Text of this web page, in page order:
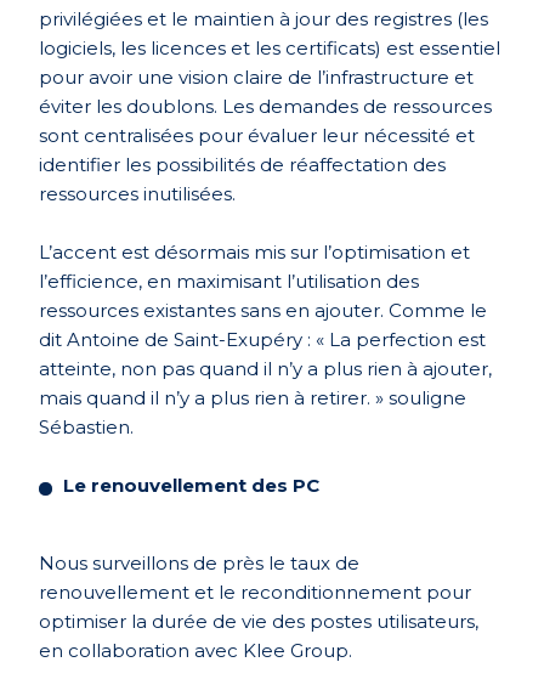
privilégiées et le maintien à jour des registres (les
logiciels, les licences et les certificats) est essentiel
pour avoir une vision claire de l’infrastructure et
éviter les doublons. Les demandes de ressources
sont centralisées pour évaluer leur nécessité et
identifier les possibilités de réaffectation des
ressources inutilisées.
L’accent est désormais mis sur l’optimisation et
l’efficience, en maximisant l’utilisation des
ressources existantes sans en ajouter. Comme le
dit Antoine de Saint-Exupéry : « La perfection est
atteinte, non pas quand il n’y a plus rien à ajouter,
mais quand il n’y a plus rien à retirer. » souligne
Sébastien.
Le renouvellement des PC
Nous surveillons de près le taux de
renouvellement et le reconditionnement pour
optimiser la durée de vie des postes utilisateurs,
en collaboration avec Klee Group.